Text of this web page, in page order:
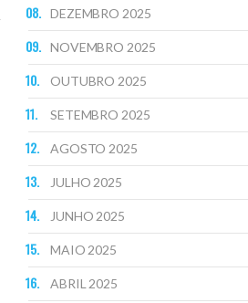
DEZEMBRO 2025
NOVEMBRO 2025
OUTUBRO 2025
SETEMBRO 2025
AGOSTO 2025
JULHO 2025
JUNHO 2025
MAIO 2025
ABRIL 2025